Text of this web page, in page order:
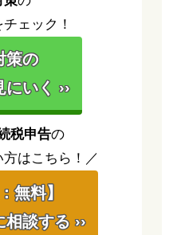
チェック！
策の
いく ››
税申告の
はこちら！／
無料】
談する ››